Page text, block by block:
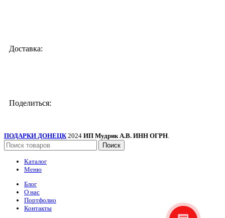
Доставка:
Поделиться:
ПОДАРКИ ДОНЕЦК 2024 ИП Мудрик А.В. ИНН ОГРН.
Поиск
Каталог
Меню
Блог
О нас
Портфолио
Контакты